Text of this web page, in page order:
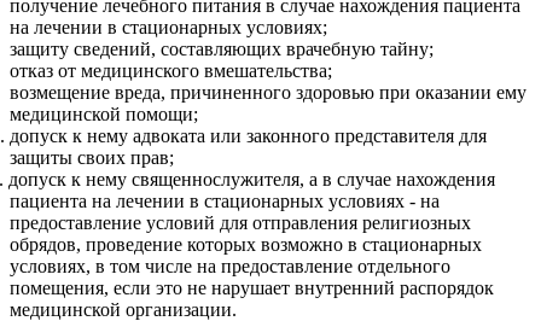
получение лечебного питания в случае нахождения пациента
на лечении в стационарных условиях;
защиту сведений, составляющих врачебную тайну;
отказ от медицинского вмешательства;
возмещение вреда, причиненного здоровью при оказании ему
медицинской помощи;
допуск к нему адвоката или законного представителя для
защиты своих прав;
допуск к нему священнослужителя, а в случае нахождения
пациента на лечении в стационарных условиях - на
предоставление условий для отправления религиозных
обрядов, проведение которых возможно в стационарных
условиях, в том числе на предоставление отдельного
помещения, если это не нарушает внутренний распорядок
медицинской организации.